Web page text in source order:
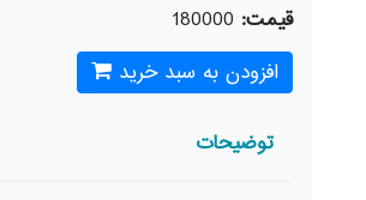
قیمت: 180000
افزودن به سبد خرید
توضیحات